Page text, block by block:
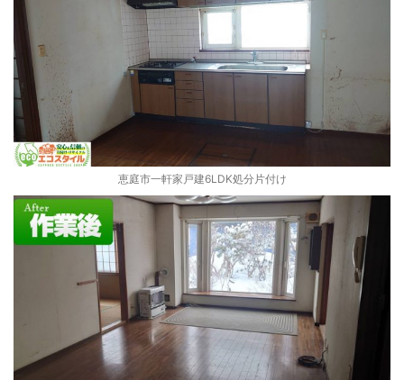
恵庭市一軒家戸建6LDK処分片付け